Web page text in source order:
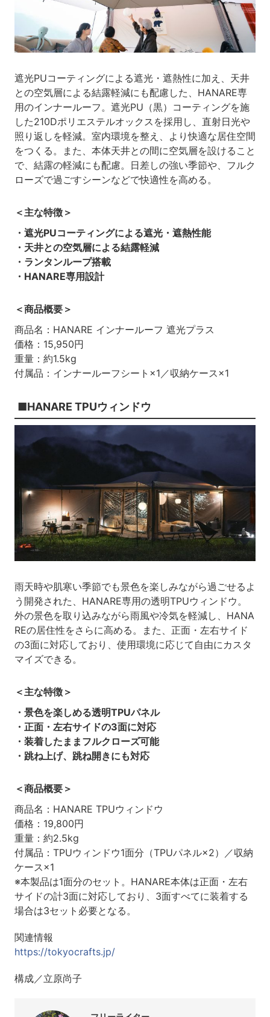
遮光PUコーティングによる遮光・遮熱性に加え、天井
との空気層による結露軽減にも配慮した、HANARE専
用のインナールーフ。遮光PU（黒）コーティングを施
した210Dポリエステルオックスを採用し、直射日光や
照り返しを軽減。室内環境を整え、より快適な居住空間
をつくる。また、本体天井との間に空気層を設けること
で、結露の軽減にも配慮。日差しの強い季節や、フルク
ローズで過ごすシーンなどで快適性を高める。
＜主な特徴＞
・遮光PUコーティングによる遮光・遮熱性能
・天井との空気層による結露軽減
・ランタンループ搭載
・HANARE専用設計
＜商品概要＞
商品名：HANARE インナールーフ 遮光プラス
価格：15,950円
重量：約1.5kg
付属品：インナールーフシート×1／収納ケース×1
■HANARE TPUウィンドウ
雨天時や肌寒い季節でも景色を楽しみながら過ごせるよ
う開発された、HANARE専用の透明TPUウィンドウ。
外の景色を取り込みながら雨風や冷気を軽減し、HANA
REの居住性をさらに高める。また、正面・左右サイド
の3面に対応しており、使用環境に応じて自由にカスタ
マイズできる。
＜主な特徴＞
・景色を楽しめる透明TPUパネル
・正面・左右サイドの3面に対応
・装着したままフルクローズ可能
・跳ね上げ、跳ね開きにも対応
＜商品概要＞
商品名：HANARE TPUウィンドウ
価格：19,800円
重量：約2.5kg
付属品：TPUウィンドウ1面分（TPUパネル×2）／収納
ケース×1
※本製品は1面分のセット。HANARE本体は正面・左右
サイドの計3面に対応しており、3面すべてに装着する
場合は3セット必要となる。
関連情報
https://tokyocrafts.jp/
構成／立原尚子